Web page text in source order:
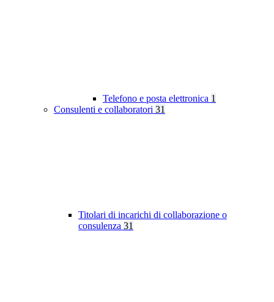
Telefono e posta elettronica 1
Consulenti e collaboratori 31
Titolari di incarichi di collaborazione o
consulenza 31